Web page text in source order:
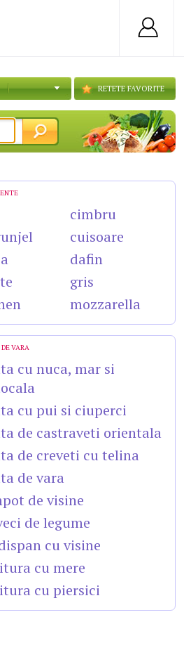
RETETE FAVORITE
cimbru
cuisoare
dafin
gris
mozzarella
VARA
cu nuca, mar si
cu pui si ciuperci
de castraveti orientala
de creveti cu telina
de vara
de visine
de legume
cu visine
cu mere
cu piersici